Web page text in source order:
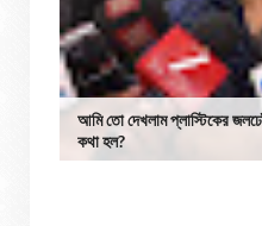
আমি তো দেখলাম প্লাস্টিকের
কথা হল?